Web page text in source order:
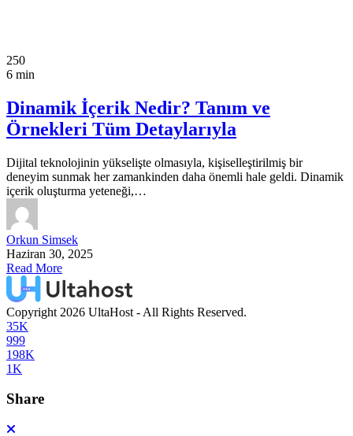
250
6 min
Dinamik İçerik Nedir? Tanım ve
Örnekleri Tüm Detaylarıyla
Dijital teknolojinin yükselişte olmasıyla, kişiselleştirilmiş bir
deneyim sunmak her zamankinden daha önemli hale geldi. Dinamik
içerik oluşturma yeteneği,…
Orkun Simsek
Haziran 30, 2025
Read More
Copyright 2026 UltaHost - All Rights Reserved.
35K
999
198K
1K
Share